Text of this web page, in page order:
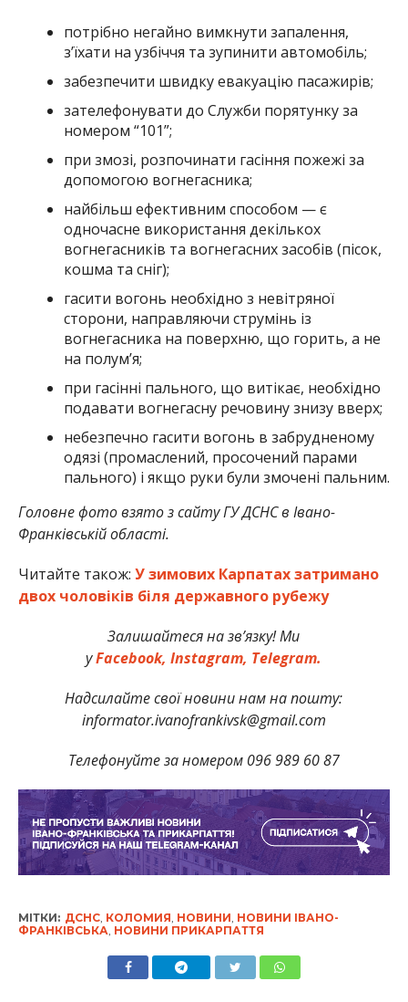
потрібно негайно вимкнути запалення,
з’їхати на узбіччя та зупинити автомобіль;
забезпечити швидку евакуацію пасажирів;
зателефонувати до Служби порятунку за
номером “101”;
при змозі, розпочинати гасіння пожежі за
допомогою вогнегасника;
найбільш ефективним способом — є
одночасне використання декількох
вогнегасників та вогнегасних засобів (пісок,
кошма та сніг);
гасити вогонь необхідно з невітряної
сторони, направляючи струмінь із
вогнегасника на поверхню, що горить, а не
на полум’я;
при гасінні пального, що витікає, необхідно
подавати вогнегасну речовину знизу вверх;
небезпечно гасити вогонь в забрудненому
одязі (промаслений, просочений парами
пального) і якщо руки були змочені пальним.
Головне фото взято з сайту ГУ ДСНС в Івано-
Франківській області.
Читайте також: У зимових Карпатах затримано
двох чоловіків біля державного рубежу
Залишайтеся на зв’язку! Ми
уFacebook, Instagram, Telegram.
Надсилайте свої новини нам на пошту:
informator.ivanofrankivsk@gmail.com
Телефонуйте за номером 096 989 60 87
МІТКИ: ДСНС, КОЛОМИЯ НОВИНИ НОВИНИ ІВАНО-
ФРАНКІВСЬКА НОВИНИ ПРИКАРПАТТЯ